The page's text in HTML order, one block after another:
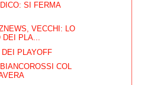
SI FERMA
VECCHI: LO
PLA...
PLAYOFF
COL